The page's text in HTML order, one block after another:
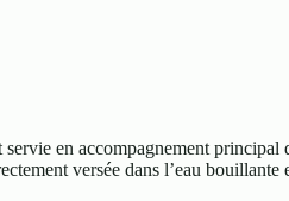
en accompagnement
versée dans l’eau